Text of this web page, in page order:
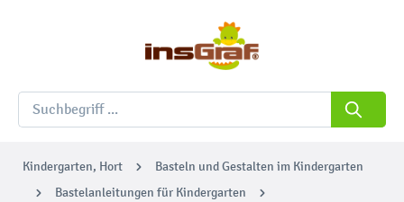
Kindergarten, Hort
Basteln und Gestalten im Kindergarten
Bastelanleitungen für Kindergarten